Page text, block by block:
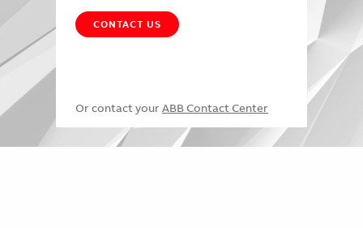
CONTACT US
Or contact your ABB Contact Center